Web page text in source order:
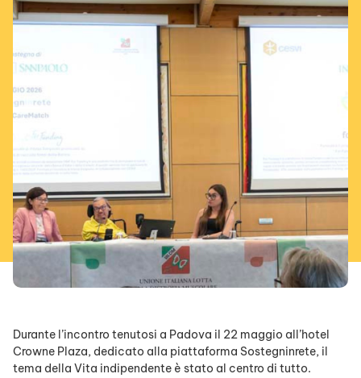
Durante l’incontro tenutosi a Padova il 22 maggio all’hotel
Crowne Plaza, dedicato alla piattaforma Sostegninrete, il
tema della Vita indipendente è stato al centro di tutto.